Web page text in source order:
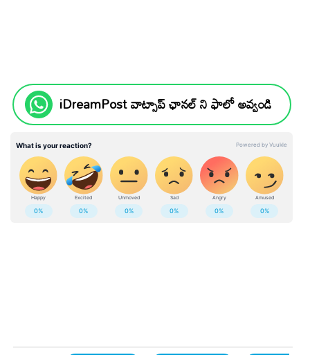
iDreamPost వాట్సాప్ ఛానల్ ని ఫాలో అవ్వండి